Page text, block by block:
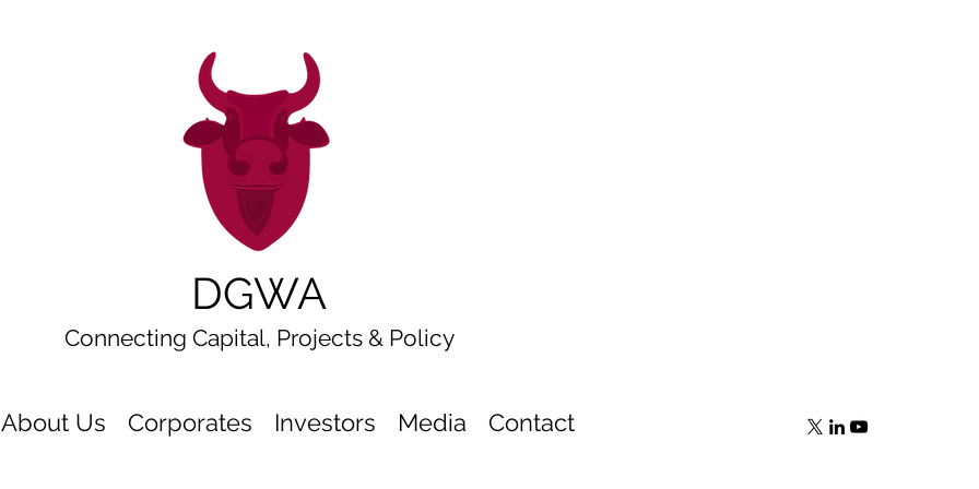
DGWA
Connecting Capital, Projects & Policy
About Us Corporates Investors Media Contact